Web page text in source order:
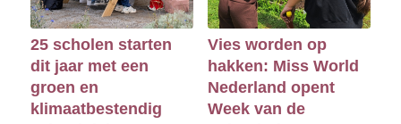
25 scholen starten
dit jaar met een
groen en
klimaatbestendig
Vies worden op
hakken: Miss World
Nederland opent
Week van de